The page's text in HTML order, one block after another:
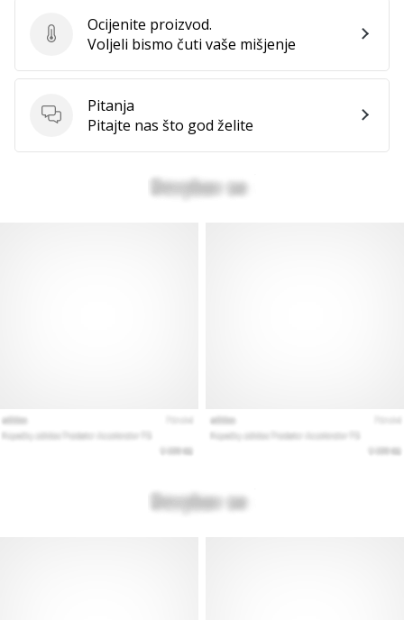
Ocijenite proizvod.
Ocijenite proizvod.
Voljeli bismo čuti vaše mišjenje
Pitanja
Pitanja
Pitajte nas što god želite